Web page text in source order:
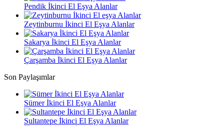
Pendik İkinci El Eşya Alanlar
Zeytinburnu İkinci El Eşya Alanlar
Sakarya İkinci El Eşya Alanlar
Çarşamba İkinci El Eşya Alanlar
Son Paylaşımlar
Sümer İkinci El Eşya Alanlar
Sultantepe İkinci El Eşya Alanlar